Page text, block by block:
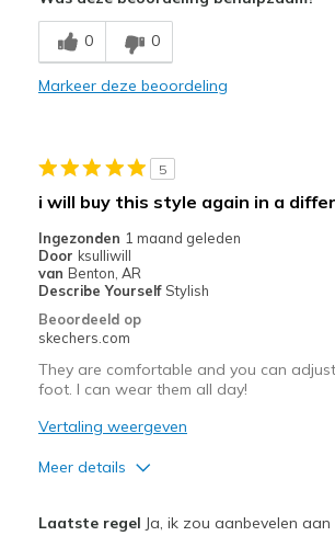
Breathe Well
Comfortable
Beste toepassingen
Travel
Width
Sizing
View On Shoes
I'm Into Shoes
0 0
Markeer deze beoordeling
5
i will buy this style again in a
Ingezonden 1 maand geleden
Door ksulliwill
van Benton, AR
Describe Yourself Stylish
Beoordeeld op
skechers.com
They are comfortable and you can
foot. I can wear them all day!
Vertaling weergeven
Meer details
Laatste regel Ja, ik zou aanbevelen